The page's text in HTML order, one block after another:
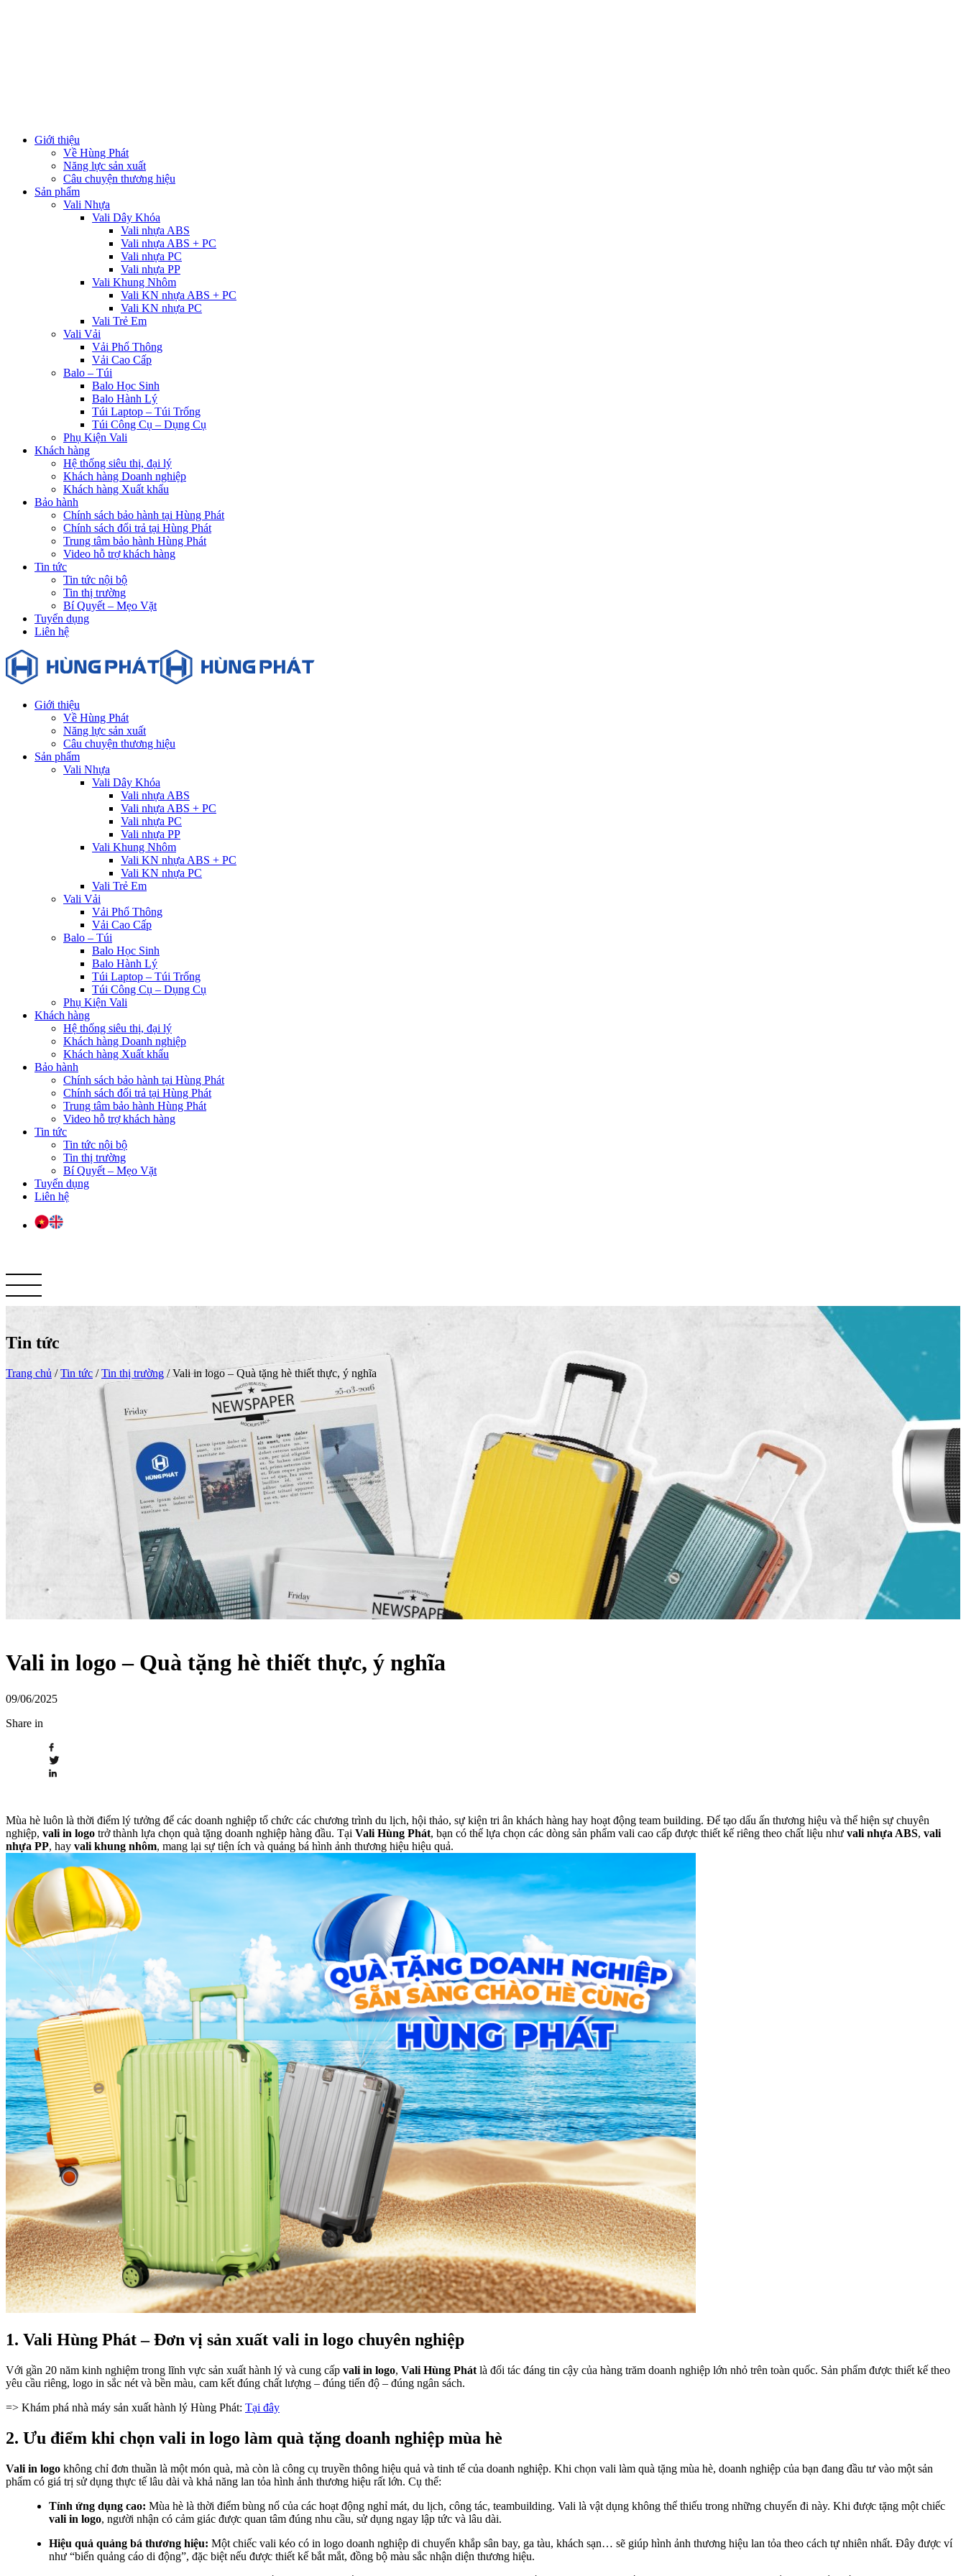
Giới thiệu
Về Hùng Phát
Năng lực sản xuất
Câu chuyện thương hiệu
Sản phẩm
Vali Nhựa
Vali Dây Khóa
Vali nhựa ABS
Vali nhựa ABS + PC
Vali nhựa PC
Vali nhựa PP
Vali Khung Nhôm
Vali KN nhựa ABS + PC
Vali KN nhựa PC
Vali Trẻ Em
Vali Vải
Vải Phổ Thông
Vải Cao Cấp
Balo – Túi
Balo Học Sinh
Balo Hành Lý
Túi Laptop – Túi Trống
Túi Công Cụ – Dụng Cụ
Phụ Kiện Vali
Khách hàng
Hệ thống siêu thị, đại lý
Khách hàng Doanh nghiệp
Khách hàng Xuất khẩu
Bảo hành
Chính sách bảo hành tại Hùng Phát
Chính sách đổi trả tại Hùng Phát
Trung tâm bảo hành Hùng Phát
Video hỗ trợ khách hàng
Tin tức
Tin tức nội bộ
Tin thị trường
Bí Quyết – Mẹo Vặt
Tuyển dụng
Liên hệ
Giới thiệu
Về Hùng Phát
Năng lực sản xuất
Câu chuyện thương hiệu
Sản phẩm
Vali Nhựa
Vali Dây Khóa
Vali nhựa ABS
Vali nhựa ABS + PC
Vali nhựa PC
Vali nhựa PP
Vali Khung Nhôm
Vali KN nhựa ABS + PC
Vali KN nhựa PC
Vali Trẻ Em
Vali Vải
Vải Phổ Thông
Vải Cao Cấp
Balo – Túi
Balo Học Sinh
Balo Hành Lý
Túi Laptop – Túi Trống
Túi Công Cụ – Dụng Cụ
Phụ Kiện Vali
Khách hàng
Hệ thống siêu thị, đại lý
Khách hàng Doanh nghiệp
Khách hàng Xuất khẩu
Bảo hành
Chính sách bảo hành tại Hùng Phát
Chính sách đổi trả tại Hùng Phát
Trung tâm bảo hành Hùng Phát
Video hỗ trợ khách hàng
Tin tức
Tin tức nội bộ
Tin thị trường
Bí Quyết – Mẹo Vặt
Tuyển dụng
Liên hệ
Tin tức
Trang chủ /Tin tức /Tin thị trường /Vali in logo – Quà tặng hè thiết thực, ý nghĩa
Vali in logo – Quà tặng hè thiết thực, ý nghĩa
09/06/2025
Share in
Mùa hè luôn là thời điểm lý tưởng để các doanh nghiệp tổ chức các chương trình du lịch, hội thảo, sự kiện tri ân khách hàng hay hoạt động team building. Để tạo dấu ấn thương hiệu và thể hiện sự chuyên
nghiệp, vali in logo trở thành lựa chọn quà tặng doanh nghiệp hàng đầu. Tại Vali Hùng Phát, bạn có thể lựa chọn các dòng sản phẩm vali cao cấp được thiết kế riêng theo chất liệu như vali nhựa ABS, vali
nhựa PP, hay vali khung nhôm, mang lại sự tiện ích và quảng bá hình ảnh thương hiệu hiệu quả.
1. Vali Hùng Phát – Đơn vị sản xuất vali in logo chuyên nghiệp
Với gần 20 năm kinh nghiệm trong lĩnh vực sản xuất hành lý và cung cấp vali in logo, Vali Hùng Phát là đối tác đáng tin cậy của hàng trăm doanh nghiệp lớn nhỏ trên toàn quốc. Sản phẩm được thiết kế theo
yêu cầu riêng, logo in sắc nét và bền màu, cam kết đúng chất lượng – đúng tiến độ – đúng ngân sách.
=> Khám phá nhà máy sản xuất hành lý Hùng Phát: Tại đây
2. Ưu điểm khi chọn vali in logo làm quà tặng doanh nghiệp mùa hè
Vali in logo không chỉ đơn thuần là một món quà, mà còn là công cụ truyền thông hiệu quả và tinh tế của doanh nghiệp. Khi chọn vali làm quà tặng mùa hè, doanh nghiệp của bạn đang đầu tư vào một sản
phẩm có giá trị sử dụng thực tế lâu dài và khả năng lan tỏa hình ảnh thương hiệu rất lớn. Cụ thể:
Tính ứng dụng cao: Mùa hè là thời điểm bùng nổ của các hoạt động nghỉ mát, du lịch, công tác, teambuilding. Vali là vật dụng không thể thiếu trong những chuyến đi này. Khi được tặng một chiếc
vali in logo, người nhận có cảm giác được quan tâm đúng nhu cầu, sử dụng ngay lập tức và lâu dài.
Hiệu quả quảng bá thương hiệu: Một chiếc vali kéo có in logo doanh nghiệp di chuyển khắp sân bay, ga tàu, khách sạn… sẽ giúp hình ảnh thương hiệu lan tỏa theo cách tự nhiên nhất. Đây được ví
như “biển quảng cáo di động”, đặc biệt nếu được thiết kế bắt mắt, đồng bộ màu sắc nhận diện thương hiệu.